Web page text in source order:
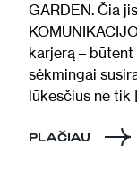
GARDEN. Čia
karjerą –
sėkmingai
lūkesčius ne tik
PLAČIAU